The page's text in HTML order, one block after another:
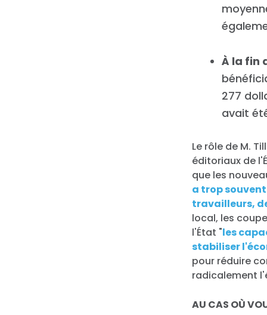
À la fin
277
avait
Le rôle de M.
éditoriaux de
que les
a trop
travailleurs,
local, les
l'État "les
stabiliser
pour réduire
radicalement
AU CAS OÙ